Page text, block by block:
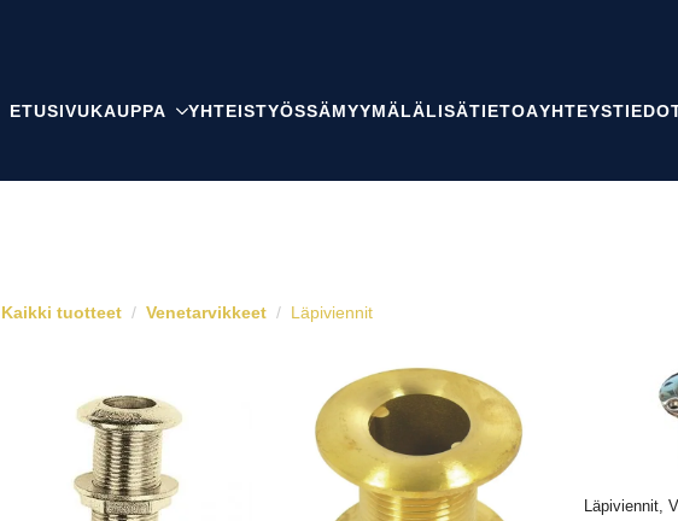
ETUSIVUKAUPPA YHTEISTYÖSSÄMYYMÄLÄLISÄTIETOA
Kaikki tuotteet Venetarvikkeet Läpiviennit
Läpiviennit,